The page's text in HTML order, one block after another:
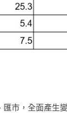
市，全面產生